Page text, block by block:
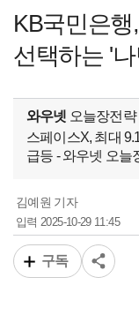
KB국민은행
선택하는 '
와우넷 오늘장전략
스페이스X, 최대
급등 - 와우넷 오늘
김예원 기자
입력2025-10-29 11:45
구독